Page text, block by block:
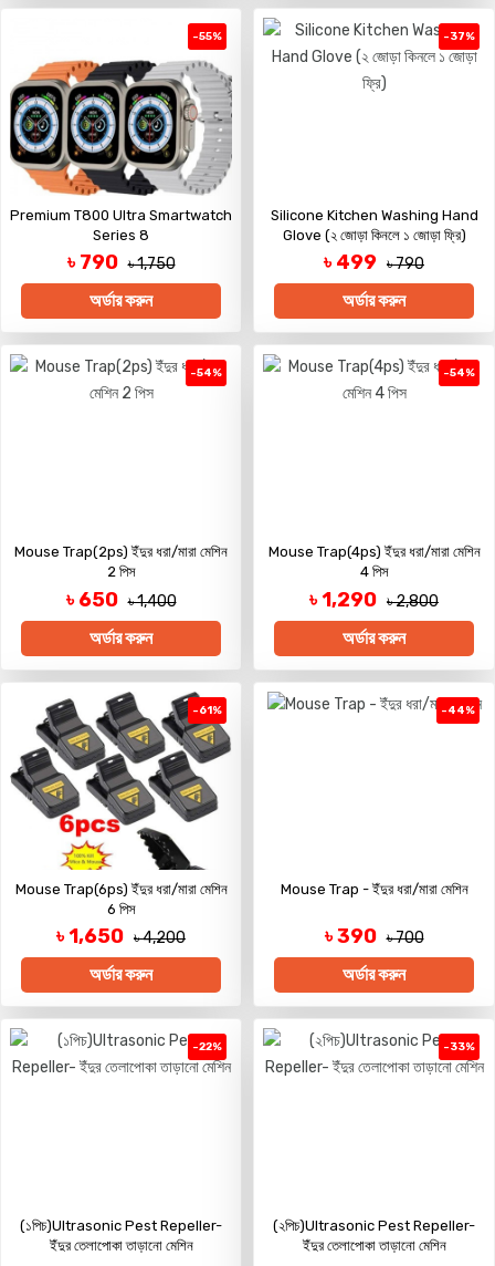
-55%
Premium T800 Ultra Smartwatch
Series 8
৳ 790 ৳ 1,750
অর্ডার করুন
-37%
Silicone Kitchen Washing Hand
Glove (২ জোড়া কিনলে ১ জোড়া ফ্রি)
৳ 499 ৳ 790
অর্ডার করুন
-54%
Mouse Trap(2ps) ইঁদুর ধরা/মারা মেশিন
2 পিস
৳ 650 ৳ 1,400
অর্ডার করুন
-54%
Mouse Trap(4ps) ইঁদুর ধরা/মারা মেশিন
4 পিস
৳ 1,290 ৳ 2,800
অর্ডার করুন
-61%
Mouse Trap(6ps) ইঁদুর ধরা/মারা মেশিন
6 পিস
৳ 1,650 ৳ 4,200
অর্ডার করুন
-44%
Mouse Trap - ইঁদুর ধরা/মারা মেশিন
৳ 390 ৳ 700
অর্ডার করুন
-22%
(১পিচ)Ultrasonic Pest Repeller-
ইঁদুর তেলাপোকা তাড়ানো মেশিন
-33%
(২পিচ)Ultrasonic Pest Repeller-
ইঁদুর তেলাপোকা তাড়ানো মেশিন